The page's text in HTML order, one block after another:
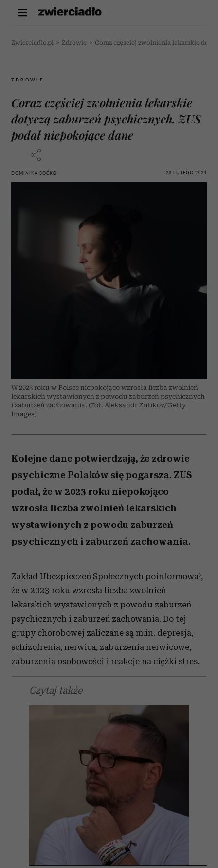
Zwierciadlo.pl > Zdrowie > Coraz częściej zwolnienia lekarskie
ZDROWIE
Coraz częściej zwolnienia lekarskie
dotyczą zaburzeń psychicznych. ZUS
podał niepokojące dane
DOMINIKA SOĆKO 23 LUTEGO 2024
W 2023 roku w Polsce niepokojąco wzrosła liczba zwolnień
lekarskich wystawionych z powodu zaburzeń psychicznych
i zaburzeń zachowania. (Fot. Aleksandr Zubkov/Getty
Images)
Kolejne dane potwierdzają, że zdrowie
psychiczne Polaków się pogarsza. ZUS
podał, że w 2023 roku niepokojąco
wzrosła liczba zwolnień lekarskich
wystawionych z powodu zaburzeń
psychicznych i zaburzeń zachowania.
Zakład Ubezpieczeń Społecznych poinformował,
że w 2023 roku wzrosła liczba zwolnień
lekarskich wystawionych z powodu zaburzeń
psychicznych i zaburzeń zachowania. Do tej
grupy chorobowej zaliczane są m.in. depresja,
schizofrenia, nerwica, zaburzenia nerwicowe,
zaburzenia osobowości i reakcje na ciężki stres.
Czytaj także